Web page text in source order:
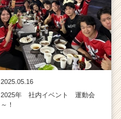
2025.05.16
2025年 社内イベント 運動会
～！